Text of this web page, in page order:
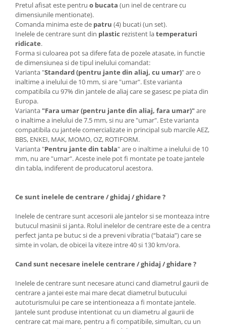
Pretul afisat este pentru o bucata (un inel de centrare cu
dimensiunile mentionate).
Comanda minima este de patru (4) bucati (un set).
Inelele de centrare sunt din plastic rezistent latemperaturi
ridicate.
Forma si culoarea pot sa difere fata de pozele atasate, in functie
de dimensiunea si de tipul inelului comandat:
Varianta "Standard (pentru jante din aliaj, cu umar)" are o
inaltime a inelului de 10 mm, si are "umar". Este varianta
compatibila cu 97% din jantele de aliaj care se gasesc pe piata din
Europa.
Varianta "Fara umar (pentru jante din aliaj, fara umar)"are
o inaltime a inelului de 7.5 mm, si nu are "umar". Este varianta
compatibila cu jantele comercializate in principal sub marcile AEZ,
BBS, ENKEI, MAK, MOMO, OZ, ROTIFORM.
Varianta "Pentru jante din tabla" are o inaltime a inelului de 10
mm, nu are "umar". Aceste inele pot fi montate pe toate jantele
din tabla, indiferent de producatorul acestora.
Ce sunt inelele de centrare / ghidaj / ghidare ?
Inelele de centrare sunt accesorii ale jantelor si se monteaza intre
butucul masinii si janta. Rolul inelelor de centrare este de a centra
perfect janta pe butuc si de a preveni vibratia (“bataia”) care se
simte in volan, de obicei la viteze intre 40 si 130 km/ora.
Cand sunt necesare inelele centrare / ghidaj / ghidare ?
Inelele de centrare sunt necesare atunci cand diametrul gaurii de
centrare a jantei este mai mare decat diametrul butucului
autoturismului pe care se intentioneaza a fi montate jantele.
Jantele sunt produse intentionat cu un diametru al gaurii de
centrare cat mai mare, pentru a fi compatibile, simultan, cu un